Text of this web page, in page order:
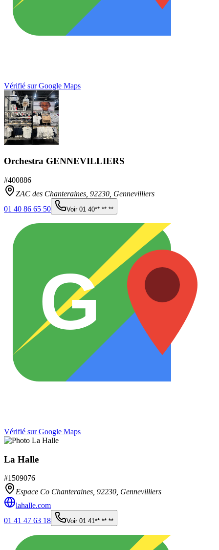
Vérifié sur Google Maps
Orchestra GENNEVILLIERS
#400886
ZAC des Chanteraines, 92230 Gennevilliers
01 40 86 65 50
Voir 01 40** ** **
G
Vérifié sur Google Maps
La Halle
#1509076
Espace Co Chanteraines, 92230, Gennevilliers
lahalle.com
01 41 47 63 18
Voir 01 41** ** **